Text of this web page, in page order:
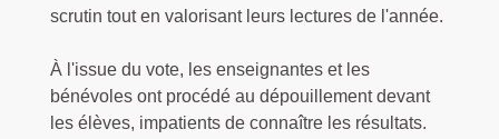
scrutin tout en valorisant leurs lectures de l'année.
À l'issue du vote, les enseignantes et les
bénévoles ont procédé au dépouillement devant
les élèves, impatients de connaître les résultats.